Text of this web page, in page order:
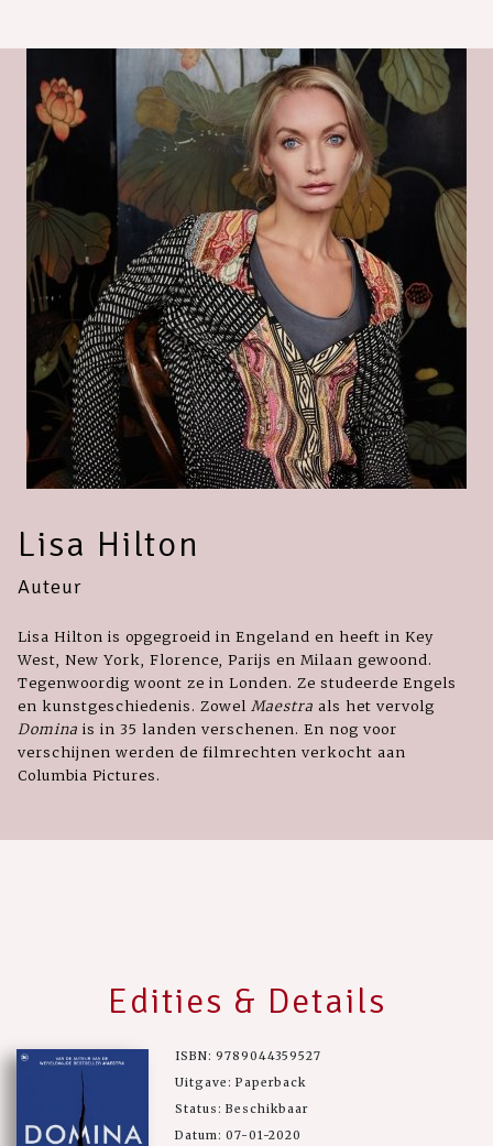
Lisa Hilton
Auteur
Lisa Hilton is opgegroeid in Engeland en heeft in Key
West, New York, Florence, Parijs en Milaan gewoond.
Tegenwoordig woont ze in Londen. Ze studeerde Engels
en kunstgeschiedenis. Zowel Maestra als het vervolg
Domina is in 35 landen verschenen. En nog voor
verschijnen werden de filmrechten verkocht aan
Columbia Pictures.
Edities & Details
ISBN: 9789044359527
Uitgave: Paperback
Status: Beschikbaar
Datum: 07-01-2020